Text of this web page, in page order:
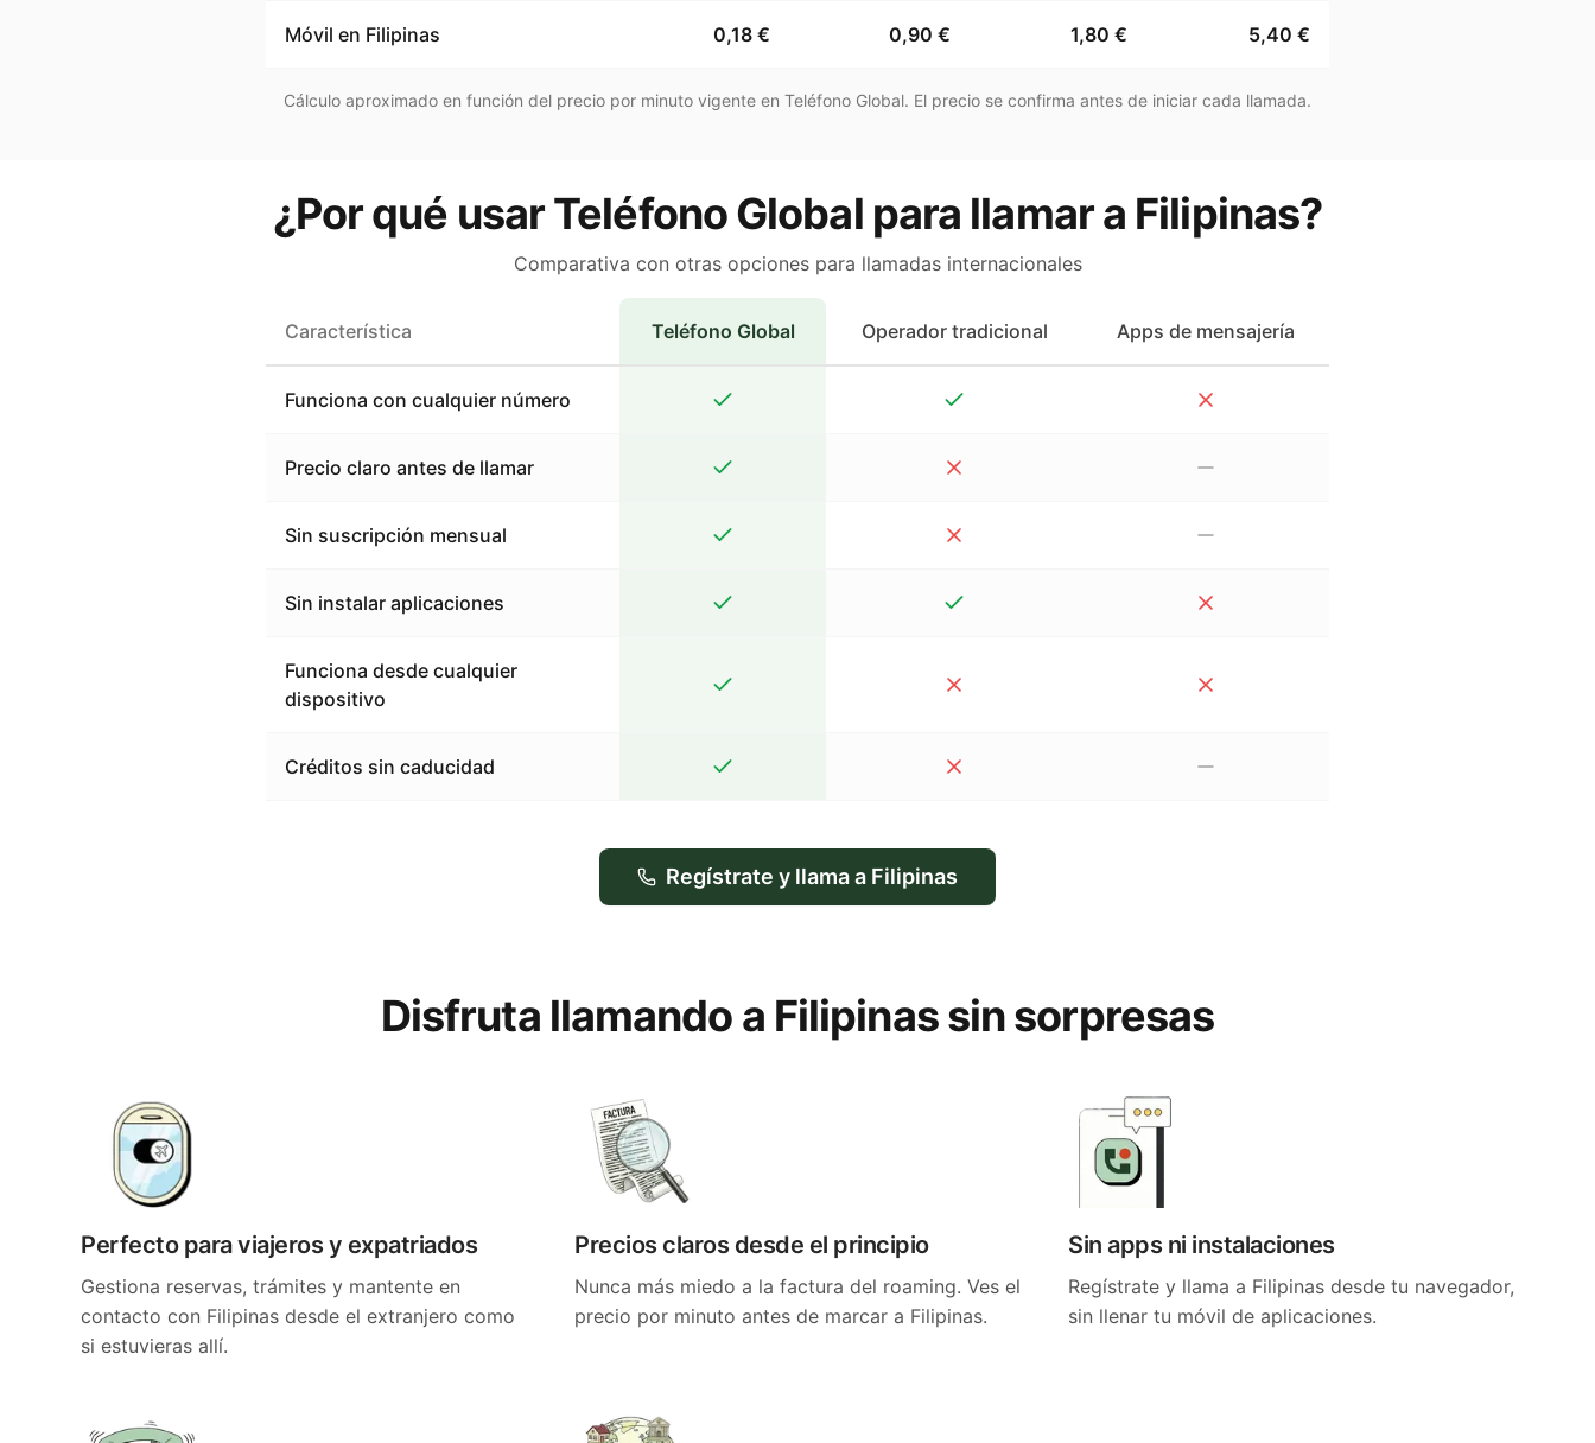
Móvil en Filipinas 0,18 € 0,90 € 1,80 € 5,40 €
Cálculo aproximado en función del precio por minuto vigente en Teléfono Global. El precio se confirma antes de iniciar cada llamada.
¿Por qué usar Teléfono Global para llamar a Filipinas?
Comparativa con otras opciones para llamadas internacionales
Característica Teléfono Global Operador tradicional Apps de mensajería
Funciona con cualquier número
Precio claro antes de llamar
Sin suscripción mensual
Sin instalar aplicaciones
Funciona desde cualquier
dispositivo
Créditos sin caducidad
Regístrate y llama a Filipinas
Disfruta llamando a Filipinas sin sorpresas
Perfecto para viajeros y expatriados
Gestiona reservas, trámites y mantente en
contacto con Filipinas desde el extranjero como
si estuvieras allí.
Precios claros desde el principio
Nunca más miedo a la factura del roaming. Ves el
precio por minuto antes de marcar a Filipinas.
Sin apps ni instalaciones
Regístrate y llama a Filipinas desde tu navegador,
sin llenar tu móvil de aplicaciones.